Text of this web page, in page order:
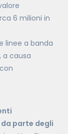
6 milioni in
linee a banda
a causa
parte degli